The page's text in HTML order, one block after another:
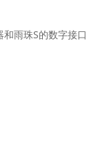
雨珠S的数字接口